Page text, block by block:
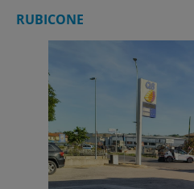
RUBICONE